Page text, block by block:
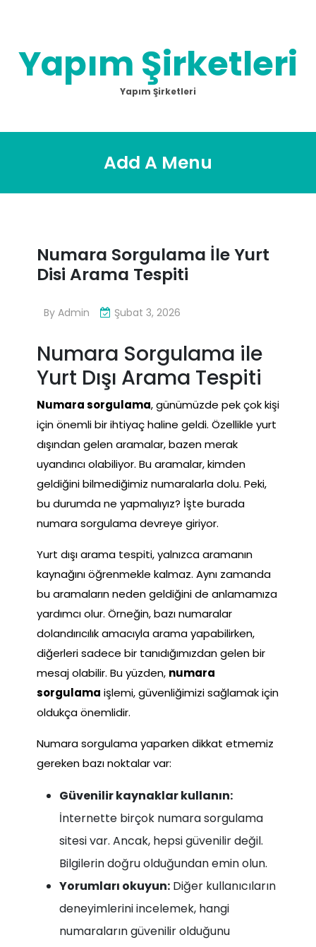
Yapım Şirketleri
Yapım Şirketleri
Add A Menu
Numara Sorgulama İle Yurt
Disi Arama Tespiti
By Admin Şubat 3, 2026
Numara Sorgulama ile
Yurt Dışı Arama Tespiti
Numara sorgulama, günümüzde pek çok kişi
için önemli bir ihtiyaç haline geldi. Özellikle yurt
dışından gelen aramalar, bazen merak
uyandırıcı olabiliyor. Bu aramalar, kimden
geldiğini bilmediğimiz numaralarla dolu. Peki,
bu durumda ne yapmalıyız? İşte burada
numara sorgulama devreye giriyor.
Yurt dışı arama tespiti, yalnızca aramanın
kaynağını öğrenmekle kalmaz. Aynı zamanda
bu aramaların neden geldiğini de anlamamıza
yardımcı olur. Örneğin, bazı numaralar
dolandırıcılık amacıyla arama yapabilirken,
diğerleri sadece bir tanıdığımızdan gelen bir
mesaj olabilir. Bu yüzden, numara
sorgulama işlemi, güvenliğimizi sağlamak için
oldukça önemlidir.
Numara sorgulama yaparken dikkat etmemiz
gereken bazı noktalar var:
Güvenilir kaynaklar kullanın:
İnternette birçok numara sorgulama
sitesi var. Ancak, hepsi güvenilir değil.
Bilgilerin doğru olduğundan emin olun.
Yorumları okuyun: Diğer kullanıcıların
deneyimlerini incelemek, hangi
numaraların güvenilir olduğunu